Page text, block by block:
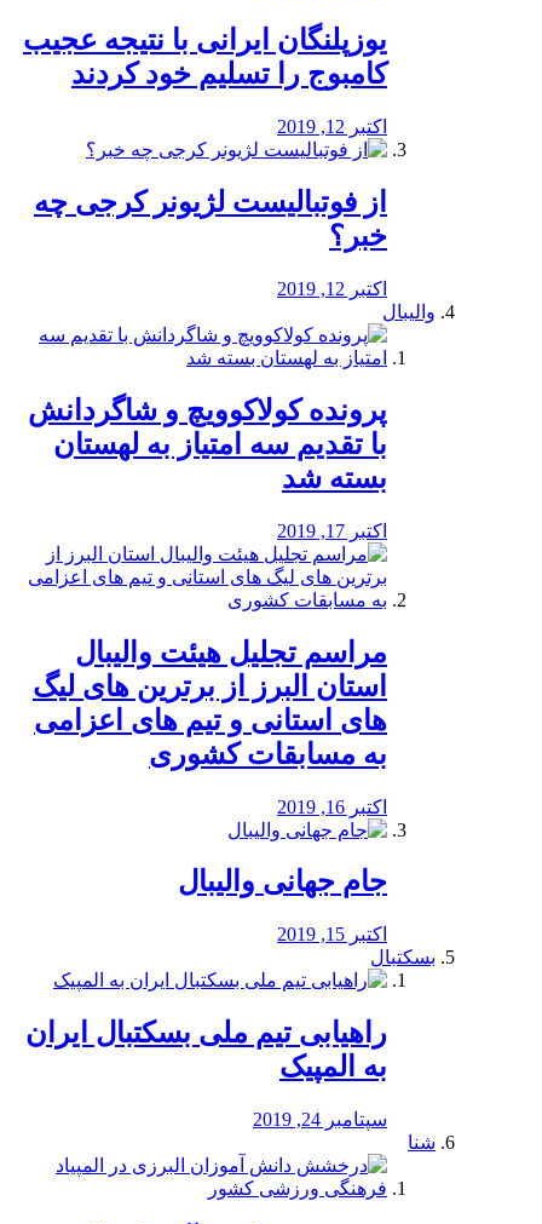
یوزپلنگان ایرانی با نتیجه عجیب
کامبوج را تسلیم خود کردند
اکتبر 12, 2019
از فوتبالیست لژیونر کرجی چه
خبر؟
اکتبر 12, 2019
والیبال
پرونده کولاکوویچ و شاگردانش
با تقدیم سه امتیاز به لهستان
بسته شد
اکتبر 17, 2019
مراسم تجلیل هیئت والیبال
استان البرز از برترین های لیگ
های استانی و تیم های اعزامی
به مسابقات کشوری
اکتبر 16, 2019
جام جهانی والیبال
اکتبر 15, 2019
بسکتبال
راهیابی تیم ملی بسکتبال ایران
به المپیک
سپتامبر 24, 2019
شنا